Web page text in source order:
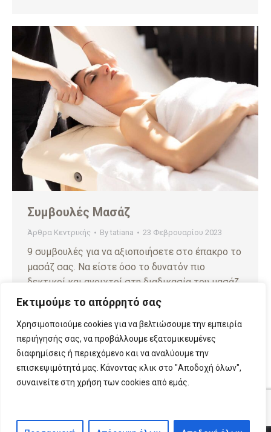
Εκτιμούμε το απόρρητό σας
Χρησιμοποιούμε cookies για να βελτιώσουμε την εμπειρία
περιήγησής σας, να προβάλλουμε εξατομικευμένες
διαφημίσεις ή περιεχόμενο και να αναλύουμε την
επισκεψιμότητά μας. Κάνοντας κλικ στο "Αποδοχή όλων",
συναινείτε στη χρήση των cookies από εμάς.
Συμβουλές Μασάζ
Άρθρα Κεντρικής Bytatiana 23 Φεβρουαρίου 2023
9 συμβουλές για να αξιοποιήσετε στο έπακρο το
μασάζ σας. Να είστε όσο το δυνατόν πιο
δεκτικοί και ανοιχτοί στη διαδικασία του μασάζ.
→